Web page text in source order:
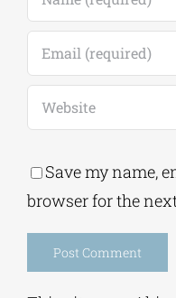
Save my name,
browser for the